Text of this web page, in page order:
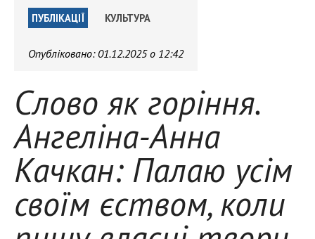
ПУБЛІКАЦІЇ КУЛЬТУРА
Опубліковано: 01.12.2025 о 12:42
Слово як горіння.
Ангеліна-Анна
Качкан: Палаю усім
своїм єством, коли